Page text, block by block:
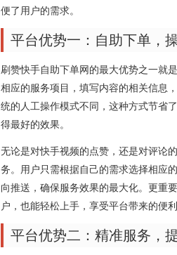
便了用户的需求。
平台优势一：自助下单，
刷赞快手自助下单网的最大优势之一就
相应的服务项目，填写内容的相关信息
统的人工操作模式不同，这种方式节省
得最好的效果。
无论是对快手视频的点赞，还是对评论
务。用户只需根据自己的需求选择相应
向推送，确保服务效果的最大化。更重
户，也能轻松上手，享受平台带来的便
平台优势二：精准服务，